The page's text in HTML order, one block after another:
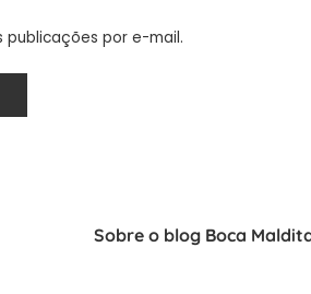
por e-mail.
Sobre o blog Boca